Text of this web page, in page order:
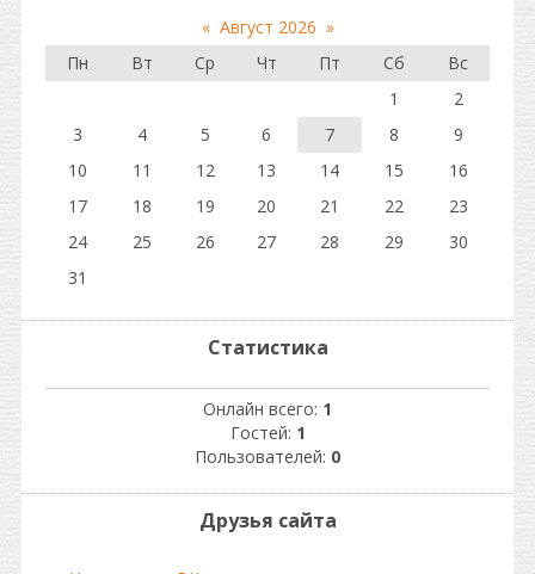
« Август 2026 »
Пн
Вт Ср Чт Пт Сб
Вс
1
2
3
4 5 6 7 8
9
10
11 12 13 14 15
16
17
18 19 20 21 22
23
24
25 26 27 28 29
30
31
Статистика
Онлайн всего: 1
Гостей: 1
Пользователей: 0
Друзья сайта